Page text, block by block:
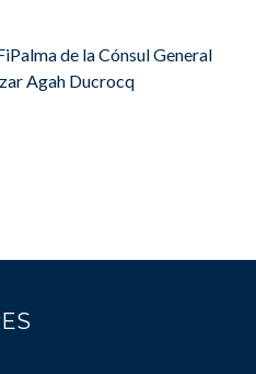
de la Cónsul General
Agah Ducrocq